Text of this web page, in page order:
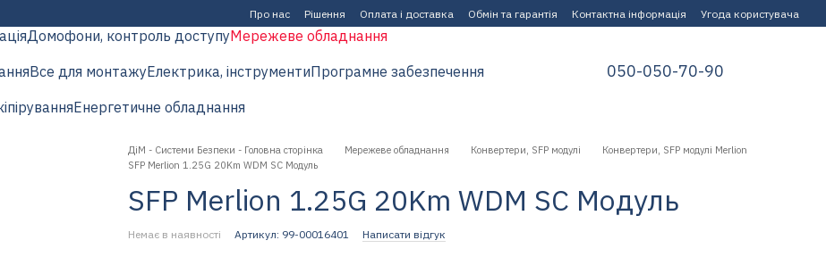
Про нас Рішення Оплата і доставка Обмін та гарантія Контактна інформація Угода користувача
Домофони, контроль доступуМережеве обладнання
Все для монтажуЕлектрика, інструментиПрограмне забезпечення
Енергетичне обладнання
050-050-70-90
ДіМ - Системи Безпеки - Головна сторінка Мережеве обладнання Конвертери, SFP модулі
Конвертери, SFP модулі Merlion
SFP Merlion 1.25G 20Km WDM SC Модуль
SFP Merlion 1.25G 20Km WDM SC Модуль
Немає в наявності Артикул: 99-00016401 Написати відгук